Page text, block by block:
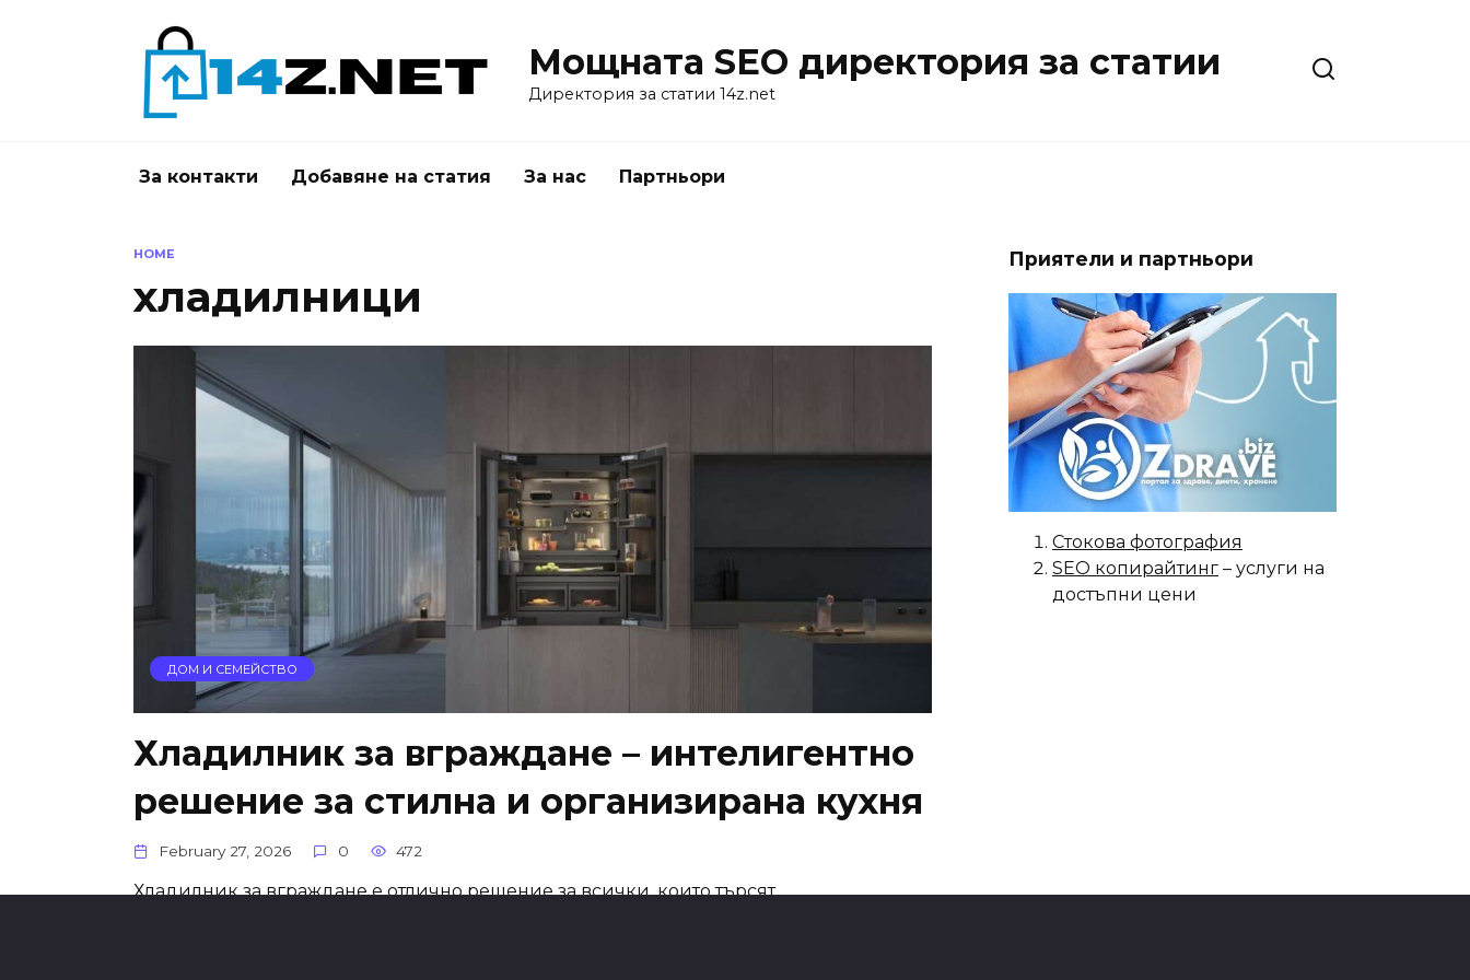
Мощната SEO директория за статии
Директория за статии 14z.net
За контакти Добавяне на статия За нас Партньори
HOME
хладилници
ДОМ И СЕМЕЙСТВО
Хладилник за вграждане – интелигентно
решение за стилна и организирана кухня
February 27, 2026 0 472
Хладилник за вграждане е отлично решение за всички, които търсят
Приятели и партньори
Стокова фотография
SEO копирайтинг – услуги на
достъпни цени